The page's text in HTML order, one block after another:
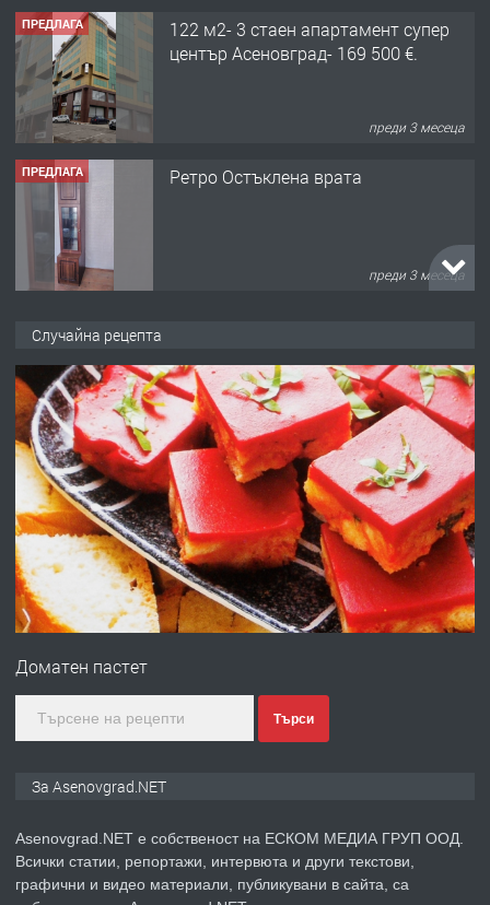
ПРЕДЛАГА
122 м2- 3 стаен апартамент супер
център Асеновград- 169 500 €.
преди 3 месеца
ПРЕДЛАГА Ретро Остъклена врата
преди 3 месеца
преди 10 месеца
ПРЕДЛАГА
Професионална броячна машина -
със сертификат от ЕЦБ
преди 1 година
ПРЕДЛАГА
Професионална зеленчукорезачка
преди 2 години
Случайна рецепта
Доматен пастет
Търси
За Asenovgrad.NET
Asenovgrad.NET е собственост на ЕСКОМ МЕДИА ГРУП ООД.
Всички статии, репортажи, интервюта и други текстови,
графични и видео материали, публикувани в сайта, са